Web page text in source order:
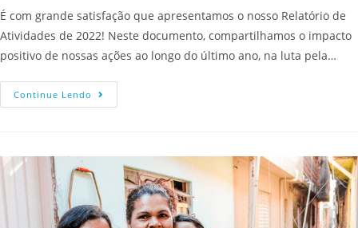
É com grande satisfação que apresentamos o nosso Relatório de
Atividades de 2022! Neste documento, compartilhamos o impacto
positivo de nossas ações ao longo do último ano, na luta pela…
Continue Lendo